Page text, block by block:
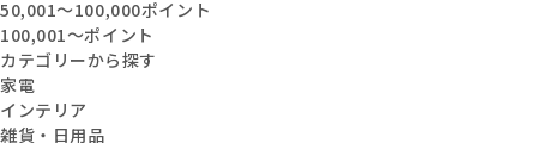
50,001〜100,000ポイント
100,001〜ポイント
カテゴリーから探す
家電
インテリア
雑貨・日用品